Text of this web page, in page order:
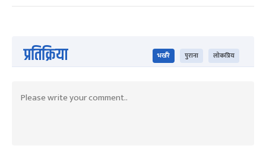
प्रतिक्रिया भर्खरै पुराना लोकप्रिय